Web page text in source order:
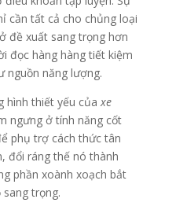
cần tất cả cho chủng loại
đề xuất sang trọng hơn
đọc hàng hàng tiết kiệm
nguồn năng lượng.
hình thiết yếu củaxe
ngưng ở tính năng cốt
phụ trợ cách thức tân
đổi ráng thế nó thành
phần xoành xoạch bắt
trọng.